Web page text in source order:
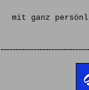
mit ganz